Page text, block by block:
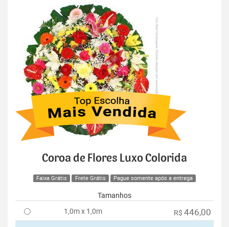
Coroa de Flores Luxo Colorida
Faixa Grátis Frete Grátis Pague somente após a entrega
Tamanhos
1,0m x 1,0m
R$ 446,00